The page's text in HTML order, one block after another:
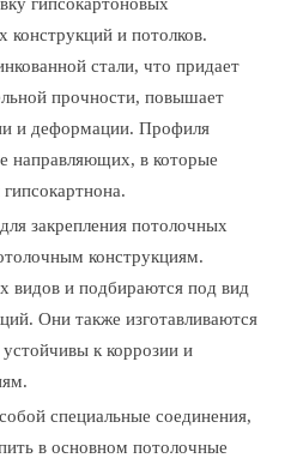
конструкций и потолков.
стали, что придает
прочности, повышает
и деформации. Профиля
направляющих, в которые
закрепления потолочных
конструкциям.
видов и подбираются под вид
Они также изготавливаются
к коррозии и
специальные соединения,
в основном потолочные